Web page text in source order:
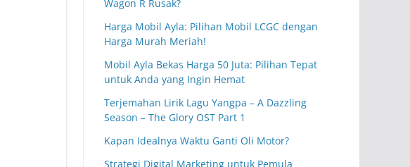
Wagon R Rusak?
Harga Mobil Ayla: Pilihan Mobil LCGC dengan
Harga Murah Meriah!
Mobil Ayla Bekas Harga 50 Juta: Pilihan Tepat
untuk Anda yang Ingin Hemat
Terjemahan Lirik Lagu Yangpa – A Dazzling
Season – The Glory OST Part 1
Kapan Idealnya Waktu Ganti Oli Motor?
Strategi Digital Marketing untuk Pemula